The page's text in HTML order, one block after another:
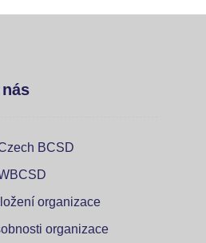
BCSD
organizace
organizace